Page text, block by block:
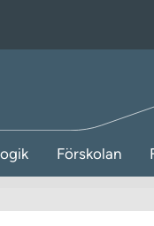
Förskolan